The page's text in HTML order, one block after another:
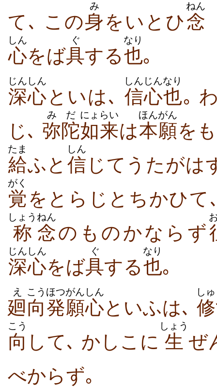
て､ この身
み
をいとひ念
ねん
心
しん
をば具
ぐ
する也
なり
｡
深心
じんしん
といは､ 信心
しんじん
也
なり
｡
じ､ 弥陀
みだ
如来
にょらい
は本願
ほんがん
を
給
たま
ふと 信
しん
じてうたがは
覚
がく
をとらじとちかひて
称
しょう
念
ねん
のものかならず
深心
じんしん
をば具
ぐ
する也
なり
｡
廻
え
向
こう
発願
ほつがん
心
しん
といふは､ 修
しゅ
向
こう
して､ かしこに 生
しょう
ぜ
べからず｡